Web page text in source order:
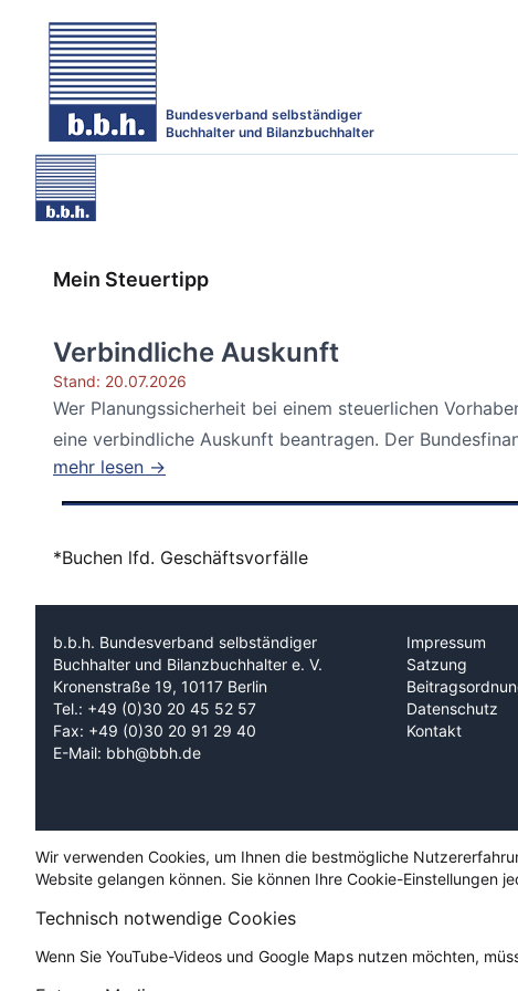
Bundesverband selbständiger
Buchhalter und Bilanzbuchhalter
Mein Steuertipp
Verbindliche Auskunft
Stand: 20.07.2026
Wer Planungssicherheit bei einem steuerlichen
eine verbindliche Auskunft beantragen. Der
mehr lesen →
*Buchen lfd. Geschäftsvorfälle
b.b.h. Bundesverband selbständiger
Buchhalter und Bilanzbuchhalter e. V.
Kronenstraße 19, 10117 Berlin
Tel.: +49 (0)30 20 45 52 57
Fax: +49 (0)30 20 91 29 40
E-Mail: bbh@bbh.de
Impressum
Satzung
Datenschutz
Kontakt
Wir verwenden Cookies, um Ihnen die bestmögliche
Website gelangen können. Sie können Ihre Cookie-Einstellungen
Technisch notwendige Cookies
Wenn Sie YouTube-Videos und Google Maps nutzen möchten,